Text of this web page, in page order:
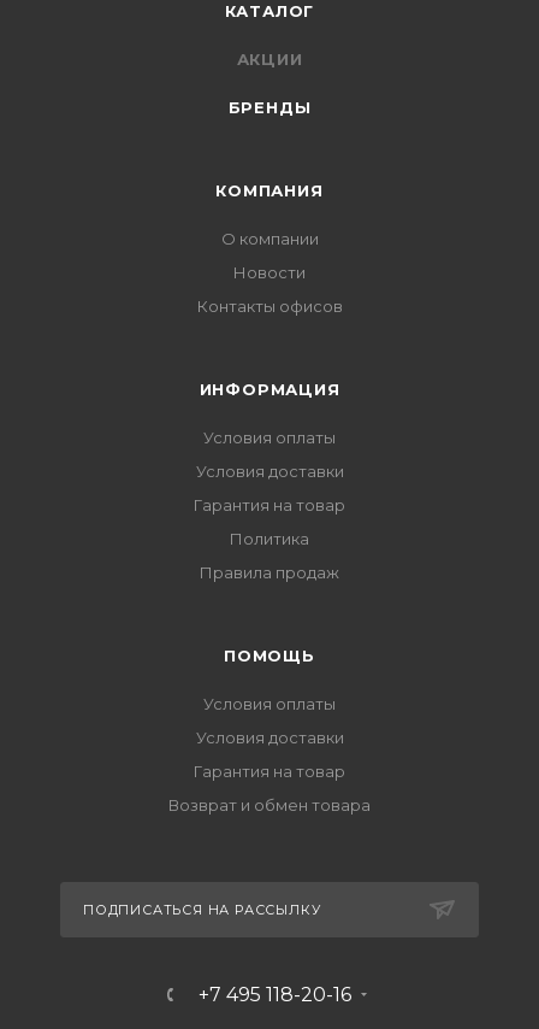
КАТАЛОГ
АКЦИИ
БРЕНДЫ
КОМПАНИЯ
О компании
Новости
Контакты офисов
ИНФОРМАЦИЯ
Условия оплаты
Условия доставки
Гарантия на товар
Политика
Правила продаж
ПОМОЩЬ
Условия оплаты
Условия доставки
Гарантия на товар
Возврат и обмен товара
ПОДПИСАТЬСЯ НА РАССЫЛКУ
+7 495 118-20-16